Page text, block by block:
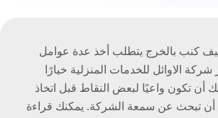
كنب بالخرج يتطلب أخذ عدة عوامل
شركة الاوائل للخدمات المنزلية خيارًا
أن تكون واعيًا لبعض النقاط قبل اتخاذ
أن تبحث عن سمعة الشركة. يمكنك قراءة